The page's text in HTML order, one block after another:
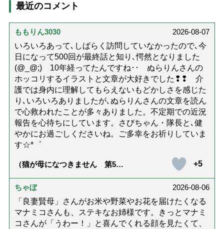
最近のコメント
ももりん3030
2026-08-07
いろいろあって､しばらく訪問していなかったので､今
日になって500回が最終話と知り､愕然となりました
(@_@;) 10年経ってたんですね･･ ぬらりんさんの
ホッコリするイラストと文章が大好きでした❢❢ 介
護では身内に理解してもらえないもどかしさを感じた
り､いろいろありましたが､ぬらりんさんの文章を読ん
で心救われたことが多々ありました。不定期での近況
報告を心待ちにしています。さびちゃん・隊長と､健
やかにお過ごしくださいね。ご多幸をお祈りしていま
す☆*゜
（猫が母になつきません 第500
+5
ちゃぼ
2026-08-06
「良妻賢母」さんがお米や野菜やお花を届けたくなる
マナミコさんも、ステキなお姉様です。きっとマナミ
コさんが「うわー！」と喜んでくれる顔を見たくて、